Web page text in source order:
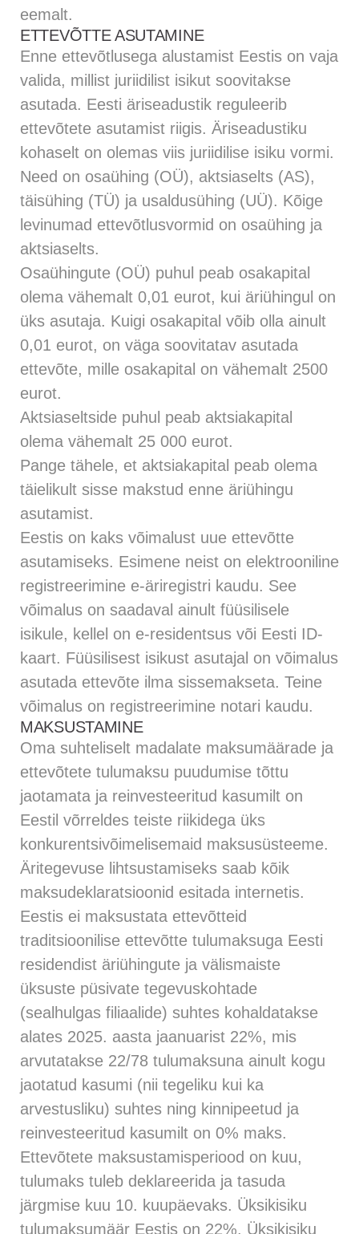
eemalt.
ETTEVÕTTE ASUTAMINE
Enne ettevõtlusega alustamist Eestis on vaja
valida, millist juriidilist isikut soovitakse
asutada. Eesti äriseadustik reguleerib
ettevõtete asutamist riigis. Äriseadustiku
kohaselt on olemas viis juriidilise isiku vormi.
Need on osaühing (OÜ), aktsiaselts (AS),
täisühing (TÜ) ja usaldusühing (UÜ). Kõige
levinumad ettevõtlusvormid on osaühing ja
aktsiaselts.
Osaühingute (OÜ) puhul peab osakapital
olema vähemalt 0,01 eurot, kui äriühingul on
üks asutaja. Kuigi osakapital võib olla ainult
0,01 eurot, on väga soovitatav asutada
ettevõte, mille osakapital on vähemalt 2500
eurot.
Aktsiaseltside puhul peab aktsiakapital
olema vähemalt 25 000 eurot.
Pange tähele, et aktsiakapital peab olema
täielikult sisse makstud enne äriühingu
asutamist.
Eestis on kaks võimalust uue ettevõtte
asutamiseks. Esimene neist on elektrooniline
registreerimine e-äriregistri kaudu. See
võimalus on saadaval ainult füüsilisele
isikule, kellel on e-residentsus või Eesti ID-
kaart. Füüsilisest isikust asutajal on võimalus
asutada ettevõte ilma sissemakseta. Teine
võimalus on registreerimine notari kaudu.
MAKSUSTAMINE
Oma suhteliselt madalate maksumäärade ja
ettevõtete tulumaksu puudumise tõttu
jaotamata ja reinvesteeritud kasumilt on
Eestil võrreldes teiste riikidega üks
konkurentsivõimelisemaid maksusüsteeme.
Äritegevuse lihtsustamiseks saab kõik
maksudeklaratsioonid esitada internetis.
Eestis ei maksustata ettevõtteid
traditsioonilise ettevõtte tulumaksuga Eesti
residendist äriühingute ja välismaiste
üksuste püsivate tegevuskohtade
(sealhulgas filiaalide) suhtes kohaldatakse
alates 2025. aasta jaanuarist 22%, mis
arvutatakse 22/78 tulumaksuna ainult kogu
jaotatud kasumi (nii tegeliku kui ka
arvestusliku) suhtes ning kinnipeetud ja
reinvesteeritud kasumilt on 0% maks.
Ettevõtete maksustamisperiood on kuu,
tulumaks tuleb deklareerida ja tasuda
järgmise kuu 10. kuupäevaks. Üksikisiku
tulumaksumäär Eestis on 22%. Üksikisiku